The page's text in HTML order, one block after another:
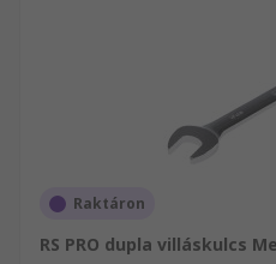
Raktáron
RS PRO dupla villáskulcs